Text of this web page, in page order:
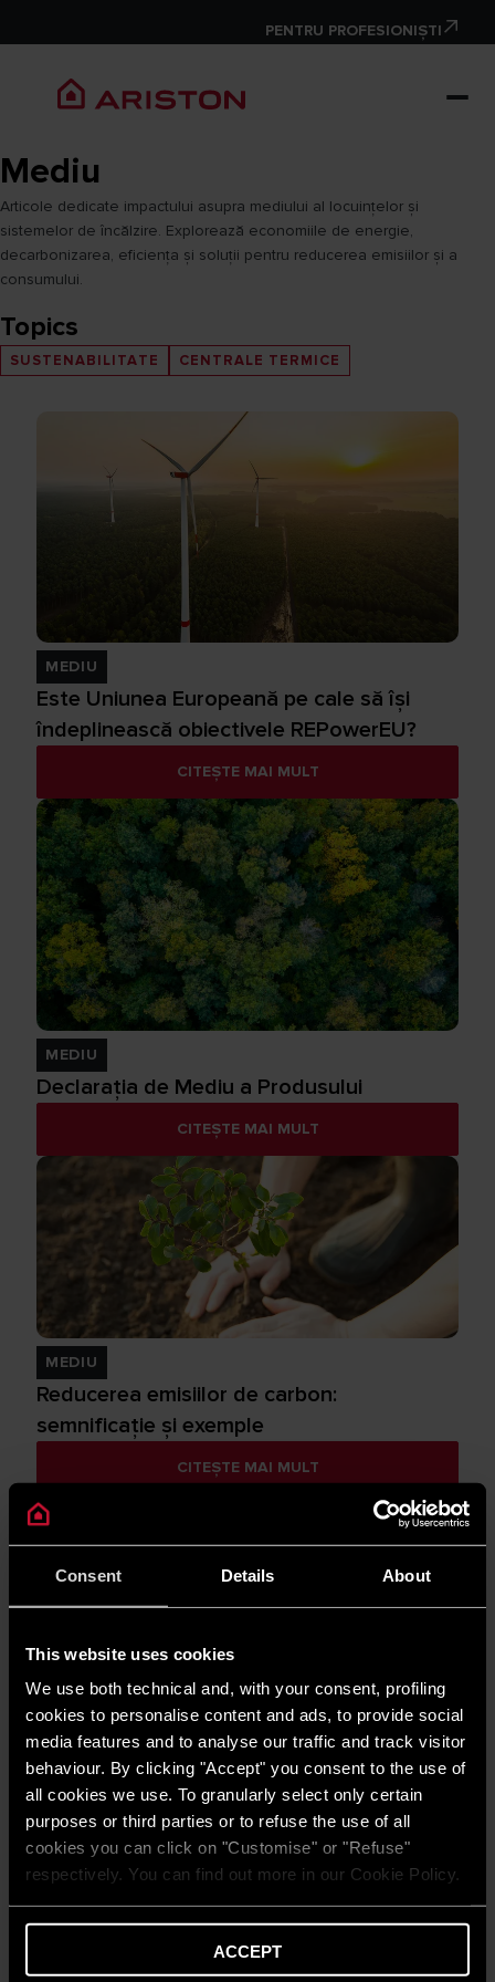
Consent Details About
This website uses cookies
We use both technical and, with your consent, profiling
cookies to personalise content and ads, to provide social
media features and to analyse our traffic and track visitor
behaviour. By clicking "Accept" you consent to the use of
all cookies we use. To granularly select only certain
purposes or third parties or to refuse the use of all
cookies you can click on "Customise" or "Refuse"
respectively. You can find out more in our Cookie Policy.
ACCEPT
PENTRU PROFESIONIȘTI
Mediu
Articole dedicate impactului asupra mediului al locuințelor și
sistemelor de încălzire. Explorează economiile de energie,
decarbonizarea, eficiența și soluții pentru reducerea emisiilor și a
consumului.
Topics
SUSTENABILITATE CENTRALE TERMICE
MEDIU
Este Uniunea Europeană pe cale să își
îndeplinească obiectivele REPowerEU?
CITEȘTE MAI MULT
MEDIU
Declarația de Mediu a Produsului
CITEȘTE MAI MULT
MEDIU
Reducerea emisiilor de carbon:
semnificație și exemple
CITEȘTE MAI MULT
Energie verde vs energie durabilă: Care
este diferența?
CITEȘTE MAI MULT